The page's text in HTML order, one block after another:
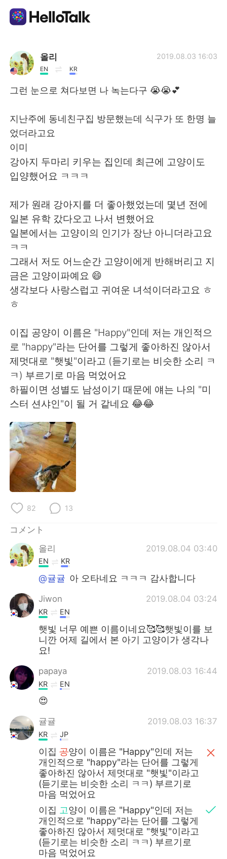
語学交換アプリ
AI Grammar Checker
English
繁體中文
العربية Français
Deutsch 한국어
Русский ไทย
Indonesia Italiano
Português
올리
EN KR
2019.08.03 16:03
그런 눈으로 쳐다보면 나 녹는다구 😭😭💕
지난주에 동네친구집 방문했는데 식구가 또 한명 늘
었더라고요
이미
강아지 두마리 키우는 집인데 최근에 고양이도
입양했어요 ㅋㅋㅋ
제가 원래 강아지를 더 좋아했었는데 몇년 전에
일본 유학 갔다오고 나서 변했어요
일본에서는 고양이의 인기가 장난 아니더라고요
ㅋㅋ
그래서 저도 어느순간 고양이에게 반해버리고 지
금은 고양이파예요 😄
생각보다 사랑스럽고 귀여운 녀석이더라고요 ㅎ
ㅎ
이집 공양이 이름은 "Happy"인데 저는 개인적으
로 "happy"라는 단어를 그렇게 좋아하진 않아서
제멋대로 "햇빛"이라고 (듣기로는 비슷한 소리 ㅋ
ㅋ) 부르기로 마음 먹었어요
하필이면 성별도 남성이기 때문에 얘는 나의 "미
스터 션샤인"이 될 거 같네요 😂😂
82 13
コメント
올리
2019.08.04 03:40
EN KR
@귤귤 아 오타네요 ㅋㅋㅋ 감사합니다
Jiwon 2019.08.04 03:24
KR EN
햇빛 너무 예쁜 이름이네요🥰🥰햇빛이를 보
니깐 어제 길에서 본 아기 고양이가 생각나
요!
papaya 2019.08.03 16:44
KR EN
😍
귤귤 2019.08.03 16:37
KR JP
이집공양이 이름은 "Happy"인데 저는
개인적으로 "happy"라는 단어를 그렇게
좋아하진 않아서 제멋대로 "햇빛"이라고
(듣기로는 비슷한 소리 ㅋㅋ) 부르기로
마음 먹었어요
이집 고양이 이름은 "Happy"인데 저는
개인적으로 "happy"라는 단어를 그렇게
좋아하진 않아서 제멋대로 "햇빛"이라고
(듣기로는 비슷한 소리 ㅋㅋ) 부르기로
마음 먹었어요